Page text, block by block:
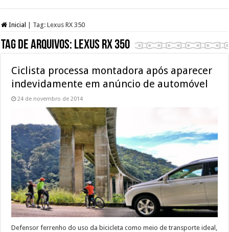
Inicial Tag:Lexus RX 350
Tag de arquivos: Lexus RX 350
Ciclista processa montadora após aparecer
indevidamente em anúncio de automóvel
24 de novembro de 2014
Defensor ferrenho do uso da bicicleta como meio de transporte ideal,